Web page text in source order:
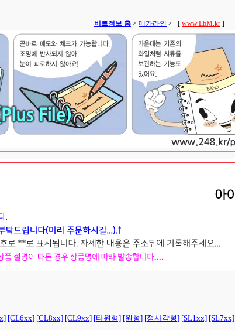
비트정보 홈 > 메카라인 > [ www.LbM.kr ]
[CL6xx] [CL8xx] [CL9xx] [타원형] [원형] [정사각형] [SL1xx] [SL7xx]